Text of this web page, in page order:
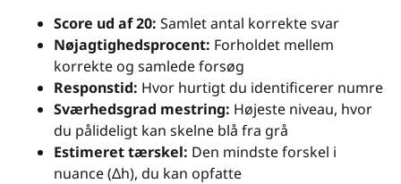
Score ud af 20: Samlet antal korrekte svar
Nøjagtighedsprocent: Forholdet mellem
korrekte og samlede forsøg
Responstid: Hvor hurtigt du identificerer numre
Sværhedsgrad mestring: Højeste niveau, hvor
du pålideligt kan skelne blå fra grå
Estimeret tærskel: Den mindste forskel i
nuance (Δh), du kan opfatte